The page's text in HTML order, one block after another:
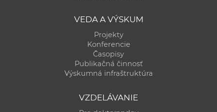
VEDA A VÝSKUM
Projekty
Konferencie
Časopisy
Publikačná činnosť
Výskumná infraštruktúra
VZDELÁVANIE